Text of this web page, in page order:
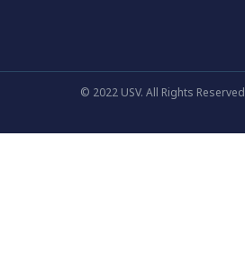
© 2022 USV. All Rights Reserved